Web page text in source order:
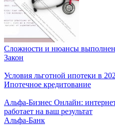
Сложности и нюансы
Закон
Условия льготной ипотеки в
Ипотечное кредитование
Альфа-Бизнес Онлайн:
работает на ваш результат
Альфа-Банк